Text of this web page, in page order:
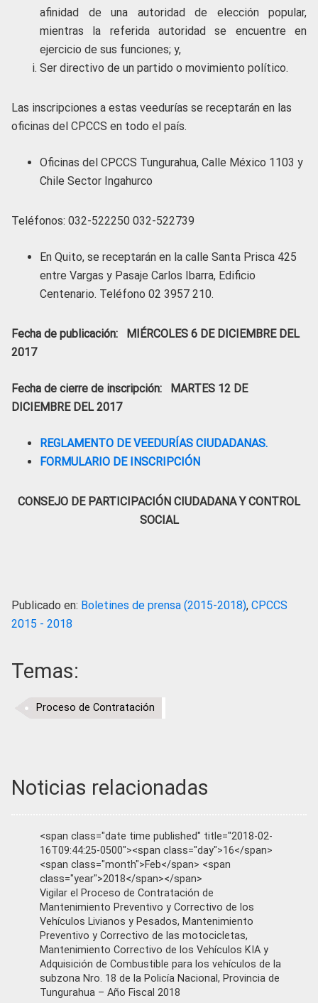
afinidad de una autoridad de elección popular,
mientras la referida autoridad se encuentre en
ejercicio de sus funciones; y,
Ser directivo de un partido o movimiento político.
Las inscripciones a estas veedurías se receptarán en las
oficinas del CPCCS en todo el país.
Oficinas del CPCCS Tungurahua, Calle México 1103 y
Chile Sector Ingahurco
Teléfonos: 032-522250 032-522739
En Quito, se receptarán en la calle Santa Prisca 425
entre Vargas y Pasaje Carlos Ibarra, Edificio
Centenario. Teléfono 02 3957 210.
Fecha de publicación: MIÉRCOLES 6 DE DICIEMBRE DEL
2017
Fecha de cierre de inscripción: MARTES 12 DE
DICIEMBRE DEL 2017
REGLAMENTO DE VEEDURÍAS CIUDADANAS.
FORMULARIO DE INSCRIPCIÓN
CONSEJO DE PARTICIPACIÓN CIUDADANA Y CONTROL
SOCIAL
Publicado en: Boletines de prensa (2015-2018), CPCCS
2015 - 2018
Temas:
Proceso de Contratación
Noticias relacionadas
<span class="date time published" title="2018-02-
16T09:44:25-0500"><span class="day">16</span>
<span class="month">Feb</span> <span
class="year">2018</span></span>
Vigilar el Proceso de Contratación de
Mantenimiento Preventivo y Correctivo de los
Vehículos Livianos y Pesados, Mantenimiento
Preventivo y Correctivo de las motocicletas,
Mantenimiento Correctivo de los Vehículos KIA y
Adquisición de Combustible para los vehículos de la
subzona Nro. 18 de la Policía Nacional, Provincia de
Tungurahua – Año Fiscal 2018